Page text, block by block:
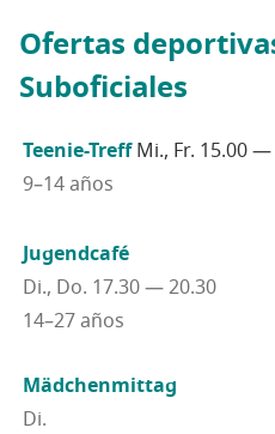
Ofer­tas
Suboficiales
Tee­nie-TreffMi., Fr. 15.00
9–14 años
Jugend­ca­fé
Di., Do. 17.30 — 20.30
14–27 años
Mäd­chen­mit­tag
Di.